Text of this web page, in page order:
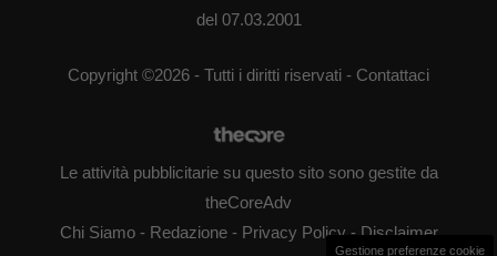
del 07.03.2001
Copyright ©2026 - Tutti i diritti riservati - Contattaci
Le attività pubblicitarie su questo sito sono gestite da
theCoreAdv
Chi Siamo- Redazione- Privacy Policy- Disclaimer
Gestione preferenze cookie